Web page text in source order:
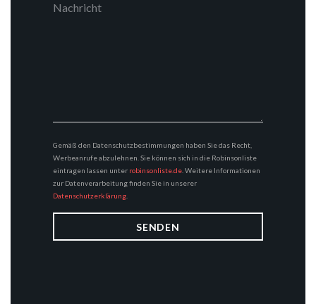
Gemäß den Datenschutzbestimmungen haben Sie das Recht,
Werbeanrufe abzulehnen. Sie können sich in die Robinsonliste
eintragen lassen unter robinsonliste.de . Weitere Informationen
zur Datenverarbeitung finden Sie in unserer
Datenschutzerklärung